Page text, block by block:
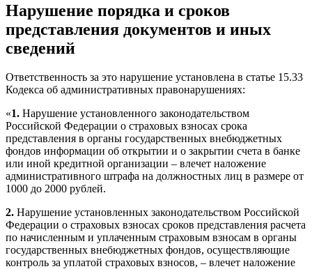
Нарушение порядка и сроков
представления документов и иных
сведений
Ответственность за это нарушение установлена в статье 15.33
Кодекса об административных правонарушениях:
«1. Нарушение установленного законодательством
Российской Федерации о страховых взносах срока
представления в органы государственных внебюджетных
фондов информации об открытии и о закрытии счета в банке
или иной кредитной организации – влечет наложение
административного штрафа на должностных лиц в размере от
1000 до 2000 рублей.
2. Нарушение установленных законодательством Российской
Федерации о страховых взносах сроков представления расчета
по начисленным и уплаченным страховым взносам в органы
государственных внебюджетных фондов, осуществляющие
контроль за уплатой страховых взносов, – влечет наложение